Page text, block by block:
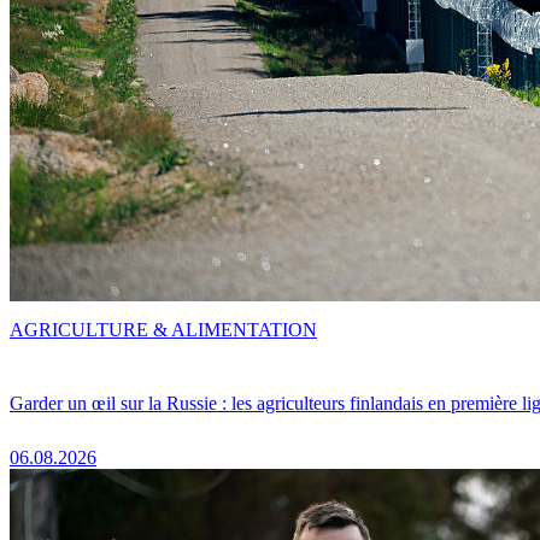
Garder un œil sur la Russie : les agriculteurs finlandais en première
06.08.2026
AGRICULTURE & ALIMENTATION